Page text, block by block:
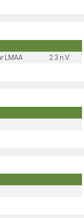
LMAA 2:3 n.V.